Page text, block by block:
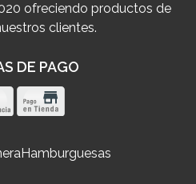
ofreciendo productos de
clientes.
DE PAGO
Hamburguesas